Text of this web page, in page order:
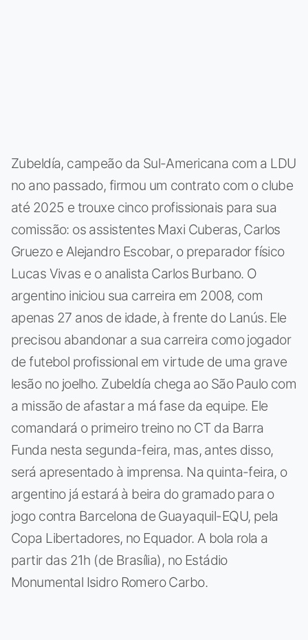
Zubeldía, campeão da Sul-Americana com a LDU
no ano passado, firmou um contrato com o clube
até 2025 e trouxe cinco profissionais para sua
comissão: os assistentes Maxi Cuberas, Carlos
Gruezo e Alejandro Escobar, o preparador físico
Lucas Vivas e o analista Carlos Burbano. O
argentino iniciou sua carreira em 2008, com
apenas 27 anos de idade, à frente do Lanús. Ele
precisou abandonar a sua carreira como jogador
de futebol profissional em virtude de uma grave
lesão no joelho. Zubeldía chega ao São Paulo com
a missão de afastar a má fase da equipe. Ele
comandará o primeiro treino no CT da Barra
Funda nesta segunda-feira, mas, antes disso,
será apresentado à imprensa. Na quinta-feira, o
argentino já estará à beira do gramado para o
jogo contra Barcelona de Guayaquil-EQU, pela
Copa Libertadores, no Equador. A bola rola a
partir das 21h (de Brasília), no Estádio
Monumental Isidro Romero Carbo.